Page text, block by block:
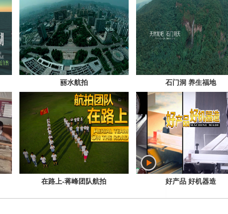
丽水航拍 石门洞 养生福地
在路上-蒋峰团队航拍 好产品 好机器造